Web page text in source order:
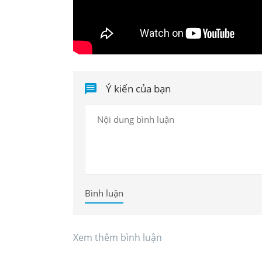
Ý kiến của bạn
Bình luận
Xem thêm bình luận